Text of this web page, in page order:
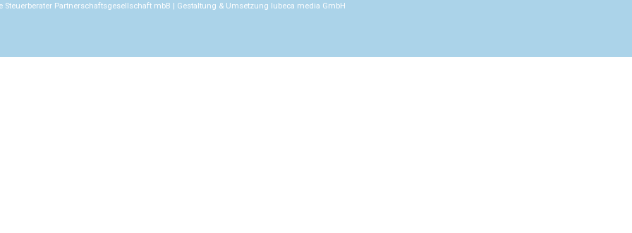
Steuerberater Partnerschaftsgesellschaft mbB | Gestaltung & Umsetzung lubeca media GmbH